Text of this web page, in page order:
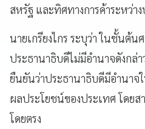
สหรัฐ และทิศทางการค้าระหว่า
นายเกรียงไกร ระบุว่า ในชั้นต้น
ประธานาธิบดีไม่มีอำนาจดังกล่
ยืนยันว่าประธานาธิบดีมีอำนาจ
ผลประโยชน์ของประเทศ โดยส
โดยตรง